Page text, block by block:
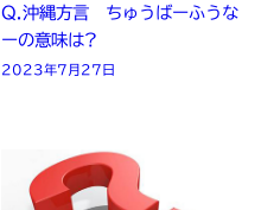
Q.沖縄方言 ちゅうばーふうな
ーの意味は?
2023年7月27日